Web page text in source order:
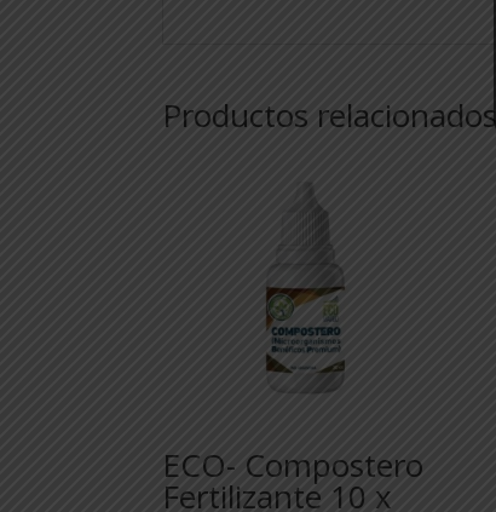
Productos relacionados
ECO- Compostero
Fertilizante 10 x